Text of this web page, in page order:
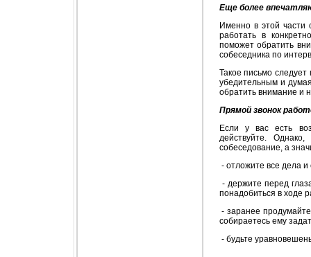
Еще более
Именно в этой части
работать в
поможет обратить
собеседника по
Такое письмо
убедительным и
обратить внимание и
Прямой звонок
Если у вас есть
действуйте.
собеседование, а
- отложите все дела
- держите перед
понадобиться в ходе
- заранее
собираетесь ему
- будьте